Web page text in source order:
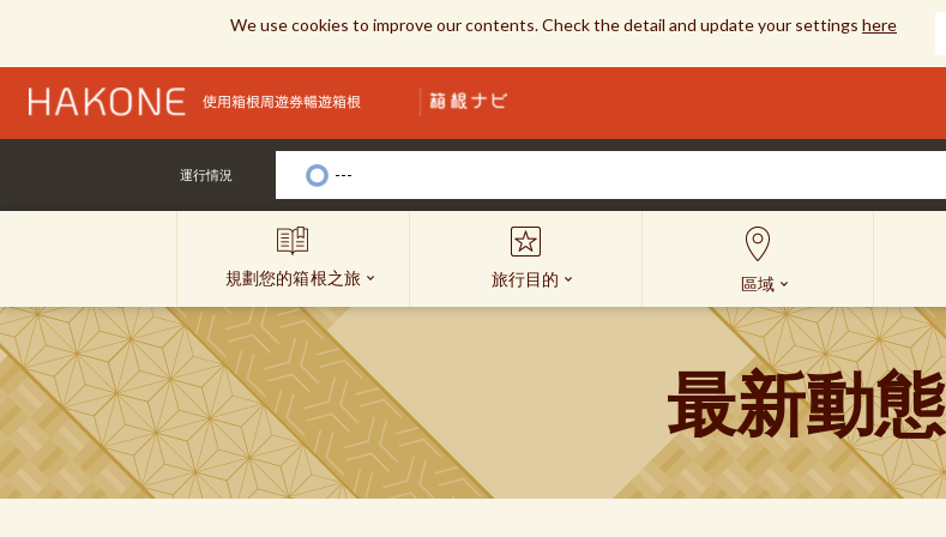
We use cookies to improve our contents. Check the detail and update your settings here
運行情況 ---
規劃您的箱根之旅 旅行目的 區域
最新動態